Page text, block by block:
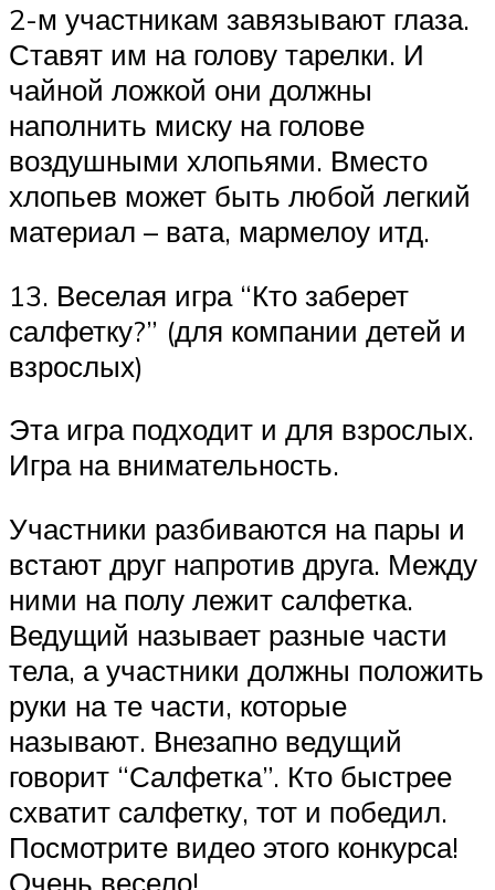
2-м участникам завязывают глаза.
Ставят им на голову тарелки. И
чайной ложкой они должны
наполнить миску на голове
воздушными хлопьями. Вместо
хлопьев может быть любой легкий
материал – вата, мармелоу итд.
13. Веселая игра “Кто заберет
салфетку?” (для компании детей и
взрослых)
Эта игра подходит и для взрослых.
Игра на внимательность.
Участники разбиваются на пары и
встают друг напротив друга. Между
ними на полу лежит салфетка.
Ведущий называет разные части
тела, а участники должны положить
руки на те части, которые
называют. Внезапно ведущий
говорит “Салфетка”. Кто быстрее
схватит салфетку, тот и победил.
Посмотрите видео этого конкурса!
Очень весело!